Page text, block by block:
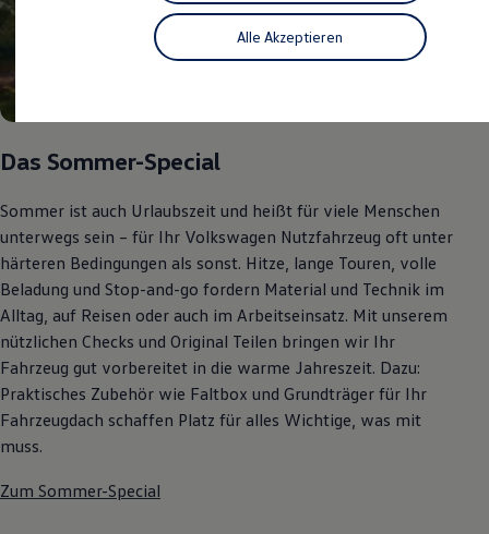
Wallbox und Ladekabel
Bidirektionales Laden
Förderung & Kosten der Elektrofahrzeuge
Kostensimulator
Mehr zum ID. Buzz
Online Beratung
California Club
California Magazin & Ratgeber
Vanlife
Ratgeber
Routen & Reisen
California Reisen & Erlebnisse
California App
California Lifestyle & Zubehör
Übernachten im California
Marke
Unternehmen
Karriere
Nachhaltigkeit
Das Sommer-Special
Sommer ist auch Urlaubszeit und heißt für viele Menschen
unterwegs sein – für Ihr Volkswagen Nutzfahrzeug oft unter
härteren Bedingungen als sonst. Hitze, lange Touren, volle
Beladung und Stop-and-go fordern Material und Technik im
Alltag, auf Reisen oder auch im Arbeitseinsatz. Mit unserem
nützlichen Checks und Original Teilen bringen wir Ihr
Fahrzeug gut vorbereitet in die warme Jahreszeit. Dazu:
Praktisches Zubehör wie Faltbox und Grundträger für Ihr
Fahrzeugdach schaffen Platz für alles Wichtige, was mit
muss.
Zum Sommer-Special
Alle Akzeptieren